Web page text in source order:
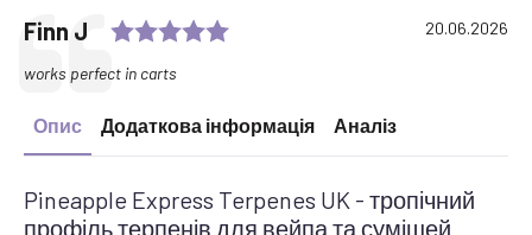
Testimonial
Author:
Finn J Rating: 5.0 out of 5 stars
Date:
20.06.2026
Text:
works perfect in carts
Опис Додаткова інформація Аналіз
Pineapple Express Terpenes UK - тропічний
профіль терпенів для вейпа та сумішей